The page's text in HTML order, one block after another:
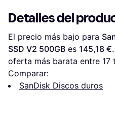
Detalles del
El precio más bajo para
SSD V2 500GB es 145,18 €
oferta más barata entre 17
Comparar:
SanDisk Discos duros